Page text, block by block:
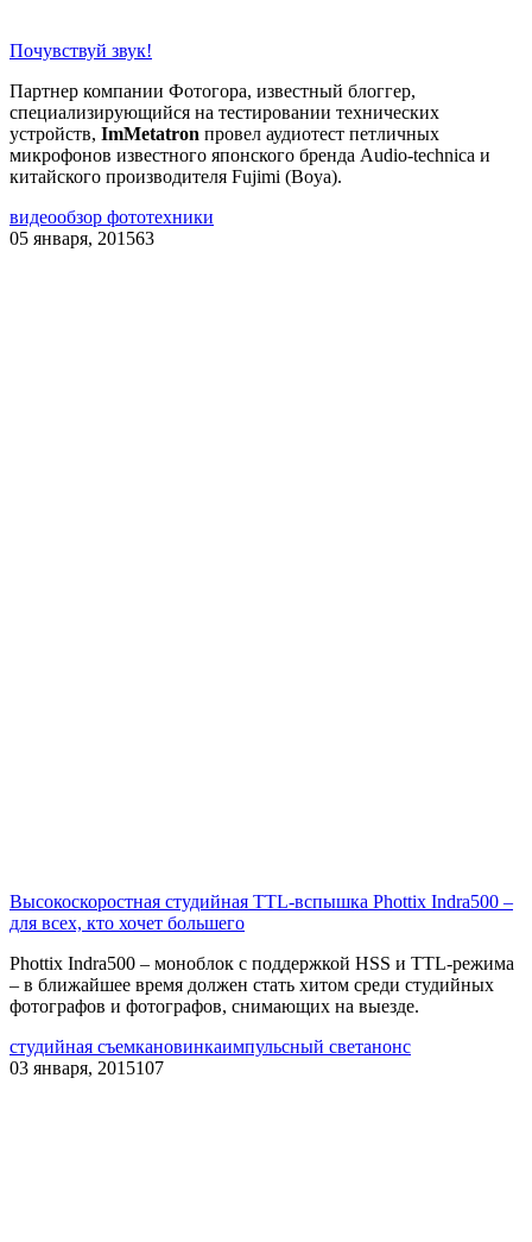
Почувствуй звук!
Партнер компании Фотогора, известный блоггер,
специализирующийся на тестировании технических
устройств, ImMetatron провел аудиотест петличных
микрофонов известного японского бренда Audio-technica и
китайского производителя Fujimi (Boya).
видеообзор фототехники
05 января, 201563
Высокоскоростная студийная TTL-вспышка Phottix Indra500 –
для всех, кто хочет большего
Phottix Indra500 – моноблок с поддержкой HSS и TTL-режима
– в ближайшее время должен стать хитом среди студийных
фотографов и фотографов, снимающих на выезде.
студийная съемкановинкаимпульсный светанонс
03 января, 2015107